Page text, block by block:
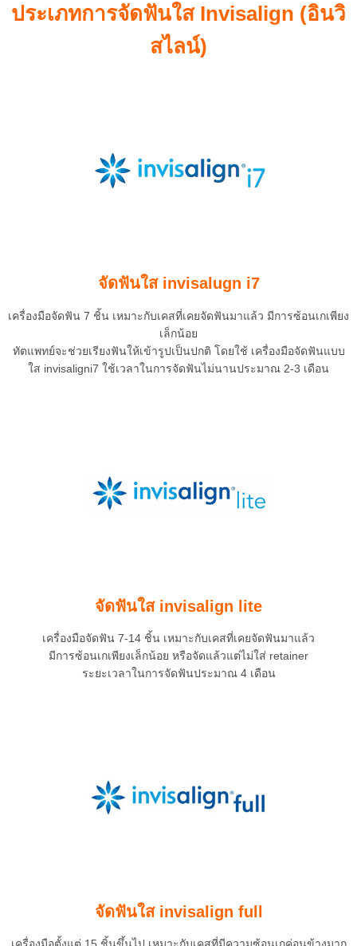
ประเภทการจัดฟันใส Invisalign (อินวิ
สไลน์)
จัดฟันใส invisalugn i7
เครื่องมือจัดฟัน 7 ชิ้น เหมาะกับเคสที่เคยจัดฟันมาแล้ว มีการซ้อนเกเพียง
เล็กน้อย
ทัตแพทย์จะช่วยเรียงฟันให้เข้ารูปเป็นปกติ โดยใช้ เครื่องมือจัดฟันแบบ
ใส invisaligni7 ใช้เวลาในการจัดฟันไม่นานประมาณ 2-3 เดือน
จัดฟันใส invisalign lite
เครื่องมือจัดฟัน 7-14 ชิ้น เหมาะกับเคสที่เคยจัดฟันมาแล้ว
มีการซ้อนเกเพียงเล็กน้อย หรือจัดแล้วแต่ไม่ใส่ retainer
ระยะเวลาในการจัดฟันประมาณ 4 เดือน
จัดฟันใส invisalign full